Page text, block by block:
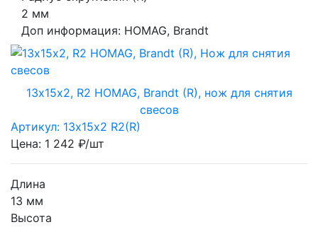
2 мм
Доп информация: HOMAG, Brandt
13х15х2, R2 HOMAG, Brandt (R), нож для снятия
свесов
Артикул: 13х15х2 R2(R)
Цена: 1 242 ₽/шт
Длина
13 мм
Высота